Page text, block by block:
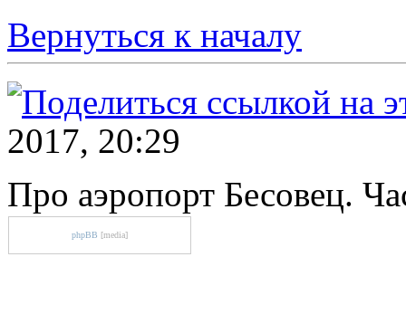
Вернуться к началу
2017, 20:29
Про аэропорт Бесовец.
phpBB [media]